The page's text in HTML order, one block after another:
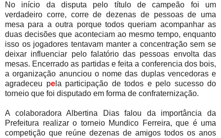
No início da disputa pelo título de campeão foi um
verdadeiro corre, corre de dezenas de pessoas de uma
mesa para a outra porque todos queriam acompanhar as
duas decisões que aconteciam ao mesmo tempo, enquanto
isso os jogadores tentavam manter a concentração sem se
deixar influenciar pelo falatório das pessoas envolta das
mesas. Encerrado as partidas e feita a conferencia dos bois,
a organização anunciou o nome das duplas vencedoras e
agradeceu pela participação de todos e pelo sucesso do
torneio que foi disputado em forma de confraternização.
A colaboradora Albertina Dias falou da importância da
Prefeitura realizar o torneio Mundico Ferreira, que é uma
competição que reúne dezenas de amigos todos os anos